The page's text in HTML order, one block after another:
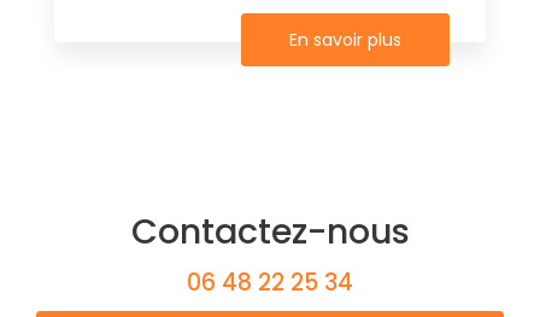
En savoir plus
Contactez-nous
06 48 22 25 34